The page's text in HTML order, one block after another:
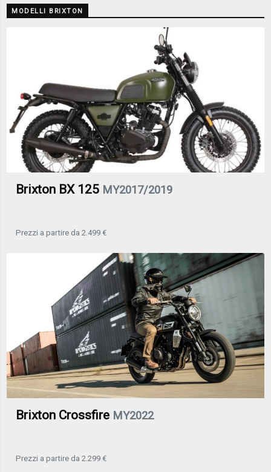
MODELLI BRIXTON
Brixton BX 125 MY2017/2019
Prezzi a partire da 2.499 €
Brixton Crossfire MY2022
Prezzi a partire da 2.299 €